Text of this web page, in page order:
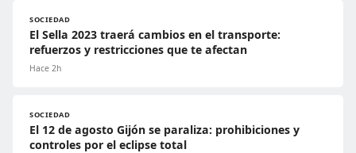
SOCIEDAD
El Sella 2023 traerá cambios en el transporte:
refuerzos y restricciones que te afectan
Hace 2h
SOCIEDAD
El 12 de agosto Gijón se paraliza: prohibiciones y
controles por el eclipse total